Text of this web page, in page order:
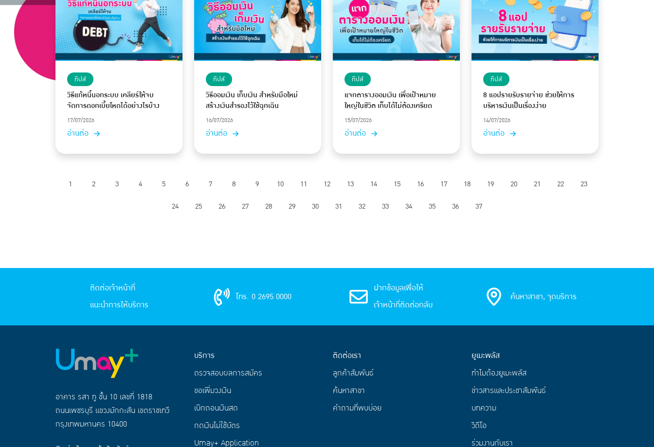
ทิปส์
วิธีแก้หนี้นอกระบบ เคลียร์ให้จบ
จัดการดอกเบี้ยโหดได้อย่างไรบ้าง
17/07/2026
อ่านต่อ
ทิปส์
วิธีออมเงิน เก็บเงิน สำหรับมือใหม่
สร้างเงินสำรองไว้ใช้ฉุกเฉิน
16/07/2026
อ่านต่อ
ทิปส์
แจกตารางออมเงิน เพื่อเป้าหมาย
ใหญ่ในชีวิต เก็บได้ไม่ต้องเครียด
15/07/2026
อ่านต่อ
ทิปส์
8 แอปรายรับรายจ่าย ช่วยให้การ
บริหารเงินเป็นเรื่องง่าย
14/07/2026
อ่านต่อ
1 2 3 4 5 6 7 8 9 10 11 12 13 14 15 16 17 18 19 20 21 22
23
24
25 26 27 28 29 30 31 32 33 34 35 36 37
ติดต่อเจ้าหน้าที่
แนะนำการให้บริการ
โทร. 0 2695 0000
ฝากข้อมูลเพื่อให้
เจ้าหน้าที่ติดต่อกลับ
ค้นหาสาขา, จุดบริการ
อาคาร รสา ทู ชั้น 10 เลขที่ 1818
ถนนเพชรบุรี แขวงมักกะสัน เขตราชเทวี
กรุงเทพมหานคร 10400
บริการ
ตรวจสอบผลการสมัคร
ขอเพิ่มวงเงิน
เบิกถอนเงินสด
กดเงินไม่ใช้บัตร
Umay+ Application
ติดต่อเรา
ลูกค้าสัมพันธ์
ค้นหาสาขา
คำถามที่พบบ่อย
ยูเมะพลัส
ทำไมต้องยูเมะพลัส
ข่าวสารและประชาสัมพันธ์
บทความ
วิดีโอ
ร่วมงานกับเรา